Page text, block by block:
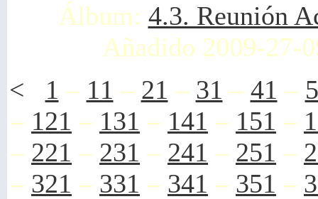
Álbum: 4.3. Reunión
Añadido 2009-27-
<
1 – 11 – 21 – 31 – 41 –
– 121 – 131 – 141 – 151 –
– 221 – 231 – 241 – 251 –
– 321 – 331 – 341 – 351 –